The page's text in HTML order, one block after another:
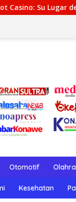
y Recompensas
Otomotif
Kesehatan